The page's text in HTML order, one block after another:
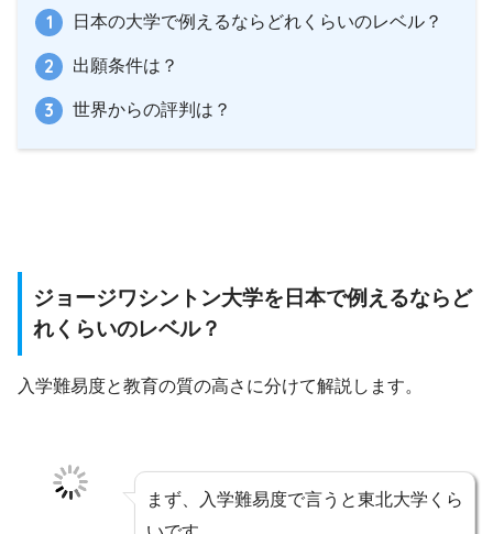
日本の大学で例えるならどれくらいのレベル？
出願条件は？
世界からの評判は？
ジョージワシントン大学を日本で例えるならど
れくらいのレベル？
入学難易度と教育の質の高さに分けて解説します。
まず、入学難易度で言うと東北大学くら